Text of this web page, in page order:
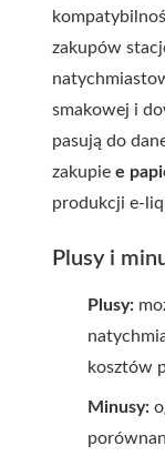
zakupów
smakowej i
pasują do
zakupie e
produkcji e-
Plusy i
Plusy:
kosztów
Minusy: